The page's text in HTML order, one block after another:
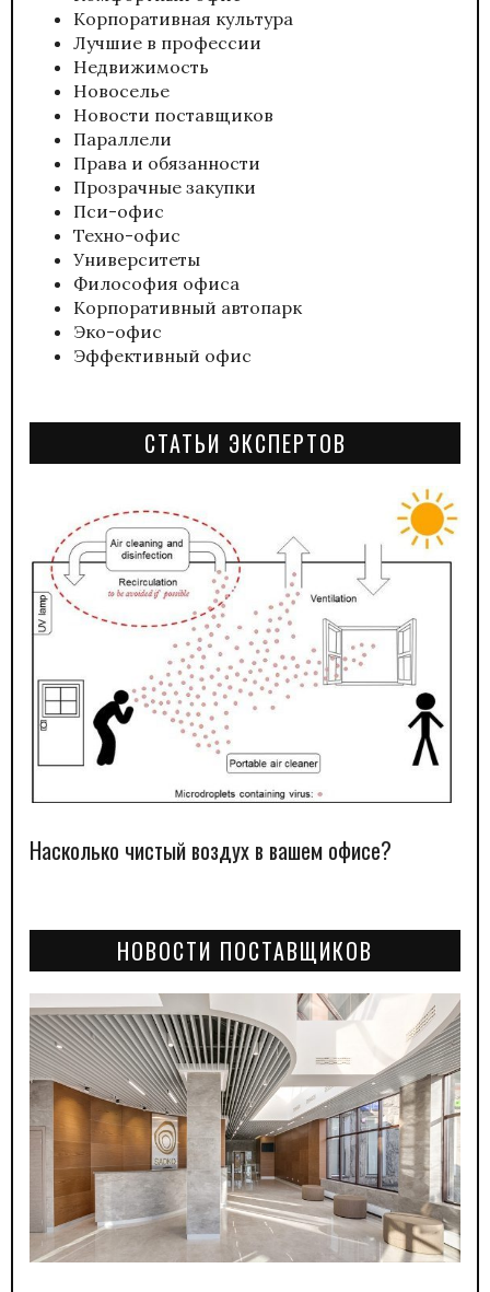
Корпоративная культура
Лучшие в профессии
Недвижимость
Новоселье
Новости поставщиков
Параллели
Права и обязанности
Прозрачные закупки
Пси-офис
Техно-офис
Университеты
Философия офиса
Корпоративный автопарк
Эко-офис
Эффективный офис
СТАТЬИ ЭКСПЕРТОВ
Насколько чистый воздух в вашем офисе?
НОВОСТИ ПОСТАВЩИКОВ